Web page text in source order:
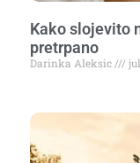
Kako slojevito
pretrpano
Darinka Aleksic